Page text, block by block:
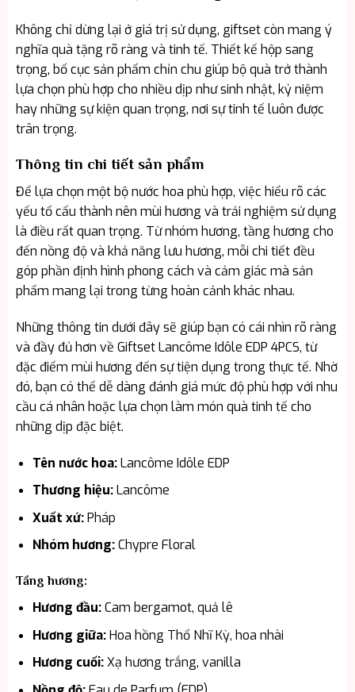
Không chỉ dừng lại ở giá trị sử dụng, giftset còn mang ý
nghĩa quà tặng rõ ràng và tinh tế. Thiết kế hộp sang
trọng, bố cục sản phẩm chỉn chu giúp bộ quà trở thành
lựa chọn phù hợp cho nhiều dịp như sinh nhật, kỷ niệm
hay những sự kiện quan trọng, nơi sự tinh tế luôn được
trân trọng.
Thông tin chi tiết sản phẩm
Để lựa chọn một bộ nước hoa phù hợp, việc hiểu rõ các
yếu tố cấu thành nên mùi hương và trải nghiệm sử dụng
là điều rất quan trọng. Từ nhóm hương, tầng hương cho
đến nồng độ và khả năng lưu hương, mỗi chi tiết đều
góp phần định hình phong cách và cảm giác mà sản
phẩm mang lại trong từng hoàn cảnh khác nhau.
Những thông tin dưới đây sẽ giúp bạn có cái nhìn rõ ràng
và đầy đủ hơn về Giftset Lancôme Idôle EDP 4PCS, từ
đặc điểm mùi hương đến sự tiện dụng trong thực tế. Nhờ
đó, bạn có thể dễ dàng đánh giá mức độ phù hợp với nhu
cầu cá nhân hoặc lựa chọn làm món quà tinh tế cho
những dịp đặc biệt.
Tên nước hoa:Lancôme Idôle EDP
Thương hiệu:Lancôme
Xuất xứ:Pháp
Nhóm hương:Chypre Floral
Tầng hương:
Hương đầu:Cam bergamot, quả lê
Hương giữa:Hoa hồng Thổ Nhĩ Kỳ, hoa nhài
Hương cuối:Xạ hương trắng, vanilla